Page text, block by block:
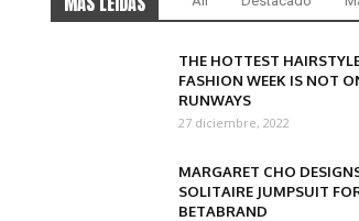
THE HOTTEST
FASHION WEEK IS NOT
RUNWAYS
27 diciembre, 2022
MARGARET CHO
SOLITAIRE JUMPSUIT
BETABRAND